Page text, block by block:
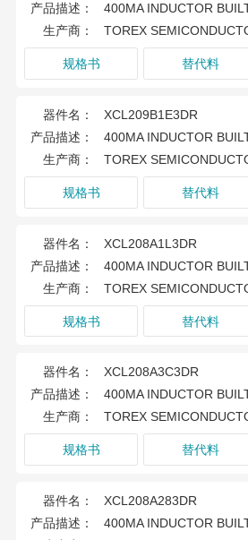
产品描述：
400MA INDUCTOR
生产商：
TOREX
规格书 替代料
器件名：
XCL209B1E3DR
产品描述：
400MA INDUCTOR
生产商：
TOREX
规格书 替代料
器件名：
XCL208A1L3DR
产品描述：
400MA INDUCTOR
生产商：
TOREX
规格书 替代料
器件名：
XCL208A3C3DR
产品描述：
400MA INDUCTOR
生产商：
TOREX
规格书 替代料
器件名：
XCL208A283DR
产品描述：
400MA INDUCTOR